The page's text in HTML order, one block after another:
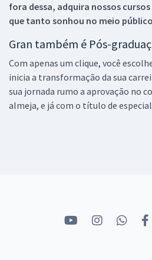
fora dessa, adquira nossos
que tanto sonhou no meio
Gran também é Pós-
Com apenas um clique, você
inicia a transformação da sua
sua jornada rumo a aprovação no
almeja, e já com o título de